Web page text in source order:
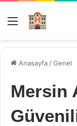
Menü
Anasayfa /Genel
Mersin